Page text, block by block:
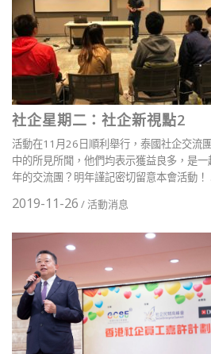
社企星期二：社企新視點2
活動在11月26日順利舉行，泰國社企交流
中的所見所聞，他們均表示獲益良多，是
年的交流團？明年謹記密切留意本會活動！
2019-11-26 /活動消息